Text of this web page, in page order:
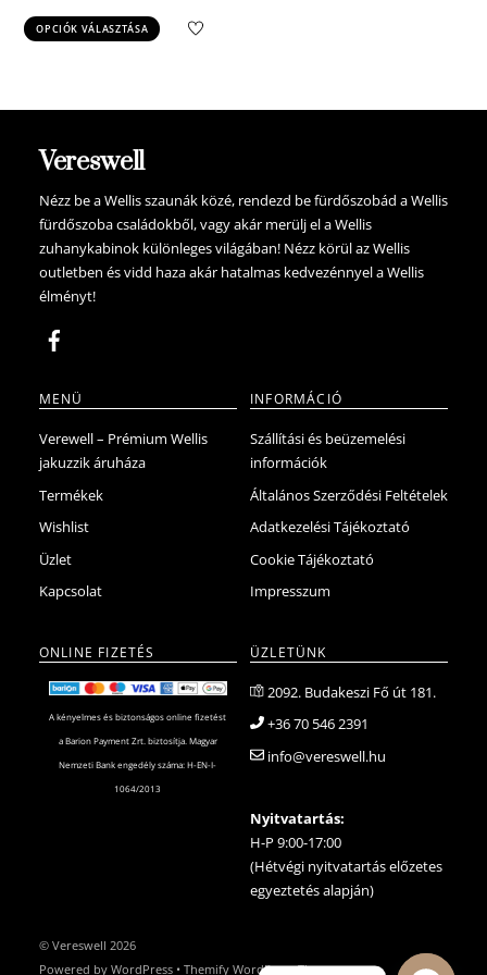
price
was:
OPCIÓK VÁLASZTÁSA
Ennek
változatok
a
termékoldalon
választhatók
Vereswell
Nézz be a Wellis szaunák közé, rendezd be fürdőszobád a Wellis
fürdőszoba családokből, vagy akár merülj el a Wellis
zuhanykabinok különleges világában! Nézz körül az Wellis
outletben és vidd haza akár hatalmas kedvezénnyel a Wellis
élményt!
MENÜ
Verewell – Prémium Wellis
jakuzzik áruháza
Termékek
Wishlist
Üzlet
Kapcsolat
INFORMÁCIÓ
Szállítási és beüzemelési
információk
Általános Szerződési Feltételek
Adatkezelési Tájékoztató
Cookie Tájékoztató
Impresszum
ONLINE FIZETÉS
A kényelmes és biztonságos online fizetést
a Barion Payment Zrt. biztosítja. Magyar
Nemzeti Bank engedély száma: H-EN-I-
1064/2013
ÜZLETÜNK
2092. Budakeszi Fő út 181.
+36 70 546 2391
info@vereswell.hu
Nyitvatartás:
H-P 9:00-17:00
(Hétvégi nyitvatartás előzetes
egyeztetés alapján)
© Vereswell 2026
Powered by WordPress• Themify WordPress Themes